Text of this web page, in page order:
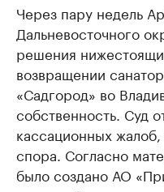
Через пару недель
Дальневосточного
решения
возвращении
«Садгород» во
собственность. Суд
кассационных
спора. Согласно
было создано АО